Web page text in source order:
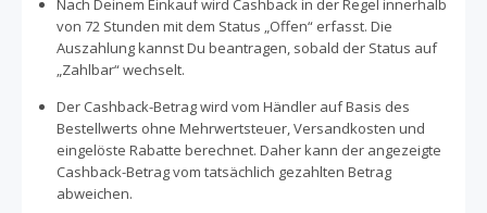
Nach Deinem Einkauf wird Cashback in der Regel innerhalb
von 72 Stunden mit dem Status „Offen“ erfasst. Die
Auszahlung kannst Du beantragen, sobald der Status auf
„Zahlbar“ wechselt.
Der Cashback-Betrag wird vom Händler auf Basis des
Bestellwerts ohne Mehrwertsteuer, Versandkosten und
eingelöste Rabatte berechnet. Daher kann der angezeigte
Cashback-Betrag vom tatsächlich gezahlten Betrag
abweichen.